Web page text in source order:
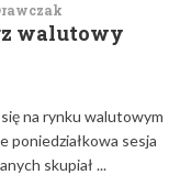
walutowy
na rynku walutowym
poniedziałkowa sesja
skupiał ...